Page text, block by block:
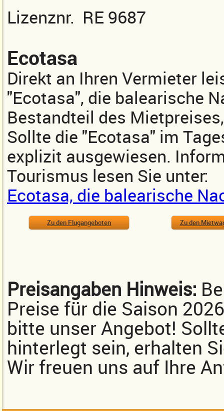
Lizenznr. RE 9687
Ecotasa
Direkt an Ihren Vermieter
"Ecotasa", die balearische
Bestandteil des
Sollte die "Ecotasa" im
explizit ausgewiesen.
Tourismus lesen Sie unter:
Ecotasa, die balearische
Zu den Flugangeboten Zu den
Preisangaben Hinweis:
Preise für die Saison
bitte unser Angebot!
hinterlegt sein, erhalten
Wir freuen uns auf Ihre